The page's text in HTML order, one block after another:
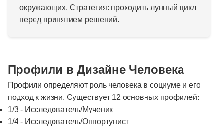
окружающих. Стратегия: проходить лунный цикл
перед принятием решений.
Профили в Дизайне Человека
Профили определяют роль человека в социуме и его
подход к жизни. Существует 12 основных профилей:
1/3 - Исследователь/Мученик
1/4 - Исследователь/Оппортунист